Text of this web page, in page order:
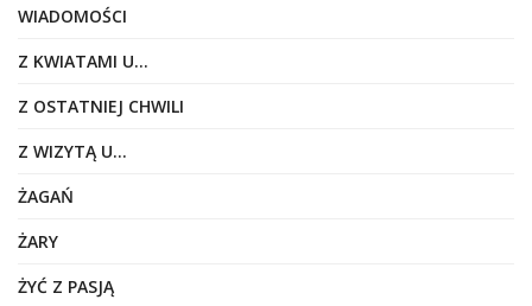
WIADOMOŚCI
Z KWIATAMI U…
Z OSTATNIEJ CHWILI
Z WIZYTĄ U…
ŻAGAŃ
ŻARY
ŻYĆ Z PASJĄ